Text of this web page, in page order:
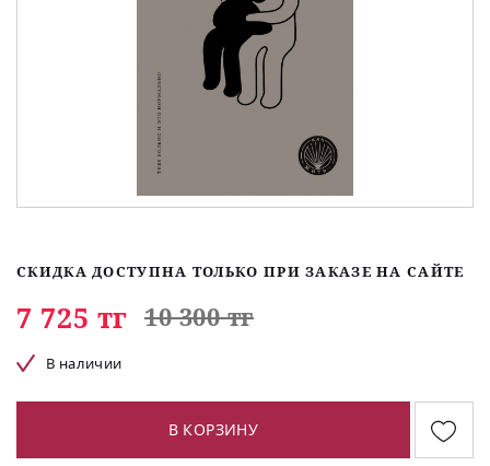
СКИДКА ДОСТУПНА ТОЛЬКО ПРИ ЗАКАЗЕ НА САЙТЕ
7 725 тг 10 300 тг
В наличии
В КОРЗИНУ